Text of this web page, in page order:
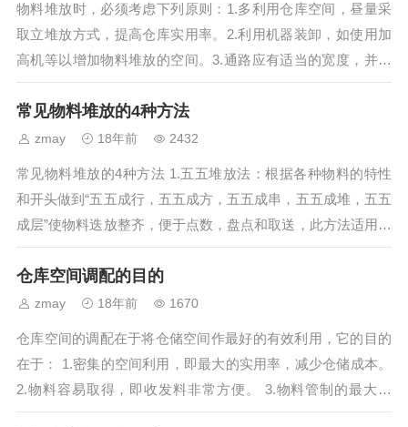
物料堆放时，必须考虑下列原则：1.多利用仓库空间，昼量采
取立堆放方式，提高仓库实用率。2.利用机器装卸，如使用加
高机等以增加物料堆放的空间。3.通路应有适当的宽度，并保
持装卸空间，则可保持物料搬运的顺...
常见物料堆放的4种方法
zmay 18年前 2432
常见物料堆放的4种方法 1.五五堆放法：根据各种物料的特性
和开头做到“五五成行，五五成方，五五成串，五五成堆，五五
成层”使物料迭放整齐，便于点数，盘点和取送，此方法适用于
产品外形较大，外形规则的企业。...
仓库空间调配的目的
zmay 18年前 1670
仓库空间的调配在于将仓储空间作最好的有效利用，它的目的
在于： 1.密集的空间利用，即最大的实用率，减少仓储成本。
2.物料容易取得，即收发料非常方便。 3.物料管制的最大基
础。 4.物料安排最...